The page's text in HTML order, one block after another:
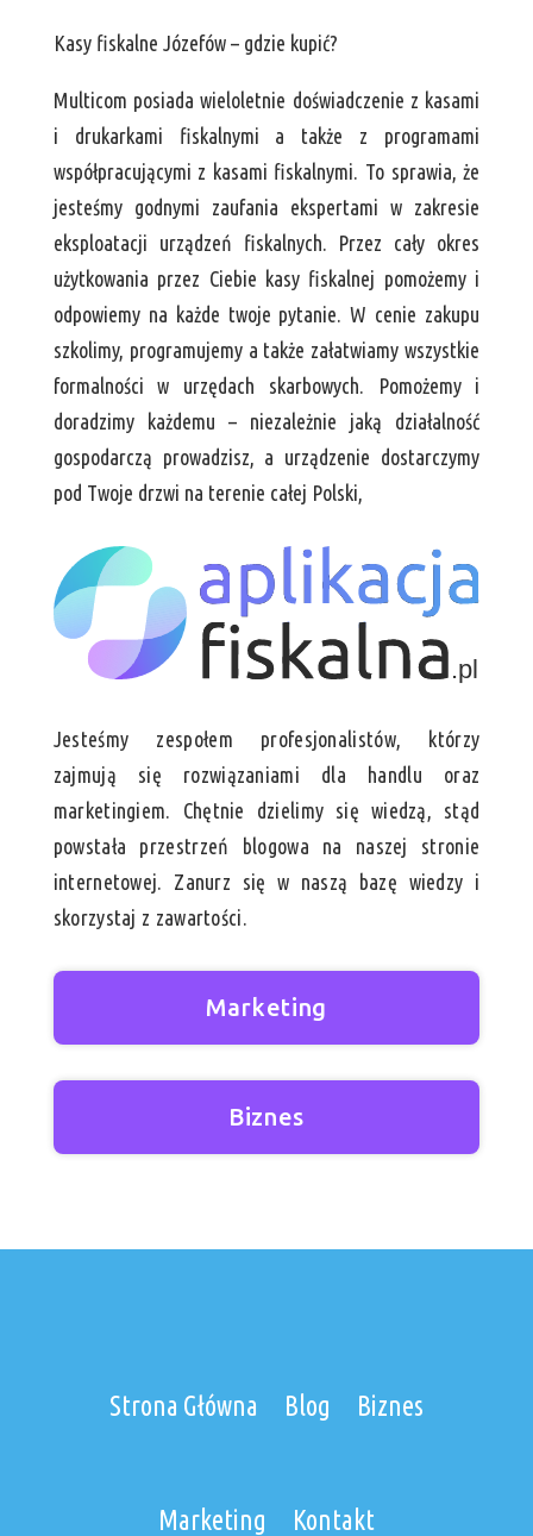
Kasy fiskalne Józefów – gdzie kupić?
Multicom posiada wieloletnie doświadczenie z kasami
i drukarkami fiskalnymi a także z programami
współpracującymi z kasami fiskalnymi. To sprawia, że
jesteśmy godnymi zaufania ekspertami w zakresie
eksploatacji urządzeń fiskalnych. Przez cały okres
użytkowania przez Ciebie kasy fiskalnej pomożemy i
odpowiemy na każde twoje pytanie. W cenie zakupu
szkolimy, programujemy a także załatwiamy wszystkie
formalności w urzędach skarbowych. Pomożemy i
doradzimy każdemu – niezależnie jaką działalność
gospodarczą prowadzisz, a urządzenie dostarczymy
pod Twoje drzwi na terenie całej Polski,
Jesteśmy zespołem profesjonalistów, którzy
zajmują się rozwiązaniami dla handlu oraz
marketingiem. Chętnie dzielimy się wiedzą, stąd
powstała przestrzeń blogowa na naszej stronie
internetowej. Zanurz się w naszą bazę wiedzy i
skorzystaj z zawartości.
Marketing
Biznes
Strona Główna Blog Biznes
Marketing Kontakt